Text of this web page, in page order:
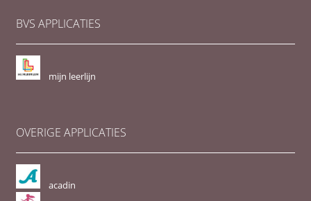
BVS APPLICATIES
mijn leerlijn
OVERIGE APPLICATIES
acadin